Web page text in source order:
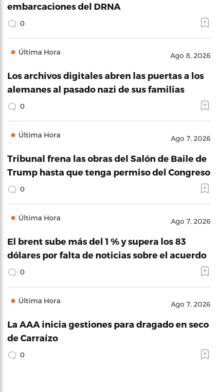
embarcaciones del DRNA
0
Última Hora Ago 8, 2026
Los archivos digitales abren las puertas a los
alemanes al pasado nazi de sus familias
0
Última Hora Ago 7, 2026
Tribunal frena las obras del Salón de Baile de
Trump hasta que tenga permiso del Congreso
0
Última Hora Ago 7, 2026
El brent sube más del 1 % y supera los 83
dólares por falta de noticias sobre el acuerdo
0
Última Hora Ago 7, 2026
La AAA inicia gestiones para dragado en seco
de Carraízo
0